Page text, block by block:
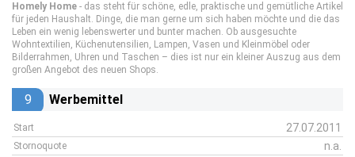
Homely Home - das steht für schöne, edle, praktische und gemütliche Artikel
für jeden Haushalt. Dinge, die man gerne um sich haben möchte und die das
Leben ein wenig lebenswerter und bunter machen. Ob ausgesuchte
Wohntextilien, Küchenutensilien, Lampen, Vasen und Kleinmöbel oder
Bilderrahmen, Uhren und Taschen – dies ist nur ein kleiner Auszug aus dem
großen Angebot des neuen Shops.
9 Werbemittel
Start 27.07.2011
Stornoquote n.a.